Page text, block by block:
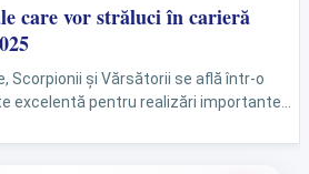
care vor străluci în carieră
Scorpionii și Vărsătorii se află într-o
excelentă pentru realizări importante,